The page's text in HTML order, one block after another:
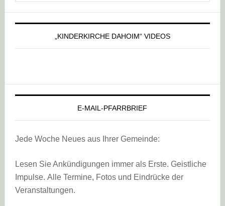
„KINDERKIRCHE DAHOIM“ VIDEOS
E-MAIL-PFARRBRIEF
Jede Woche Neues aus Ihrer Gemeinde:
Lesen Sie Ankündigungen immer als Erste. Geistliche
Impulse. Alle Termine, Fotos und Eindrücke der
Veranstaltungen.